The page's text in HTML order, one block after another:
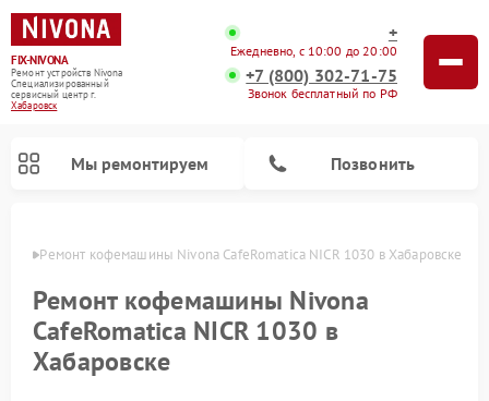
FIX-NIVONA
Ремонт устройств Nivona
Специализированный
cервисный центр г.
Хабаровск
+
Ежедневно, с 10:00 до 20:00
+7 (800) 302-71-75
Звонок бесплатный по РФ
Мы ремонтируем Позвонить
Ремонт кофемашины Nivona CafeRomatica NICR 1030 в Хабаровске
Ремонт кофемашины Nivona
CafeRomatica NICR 1030 в
Хабаровске